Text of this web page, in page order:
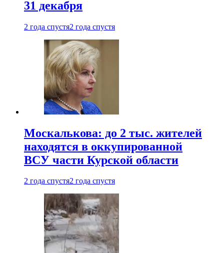
31 декабря
2 года спустя2 года спустя
Москалькова: до 2 тыс. жителей
находятся в оккупированной
ВСУ части Курской области
2 года спустя2 года спустя